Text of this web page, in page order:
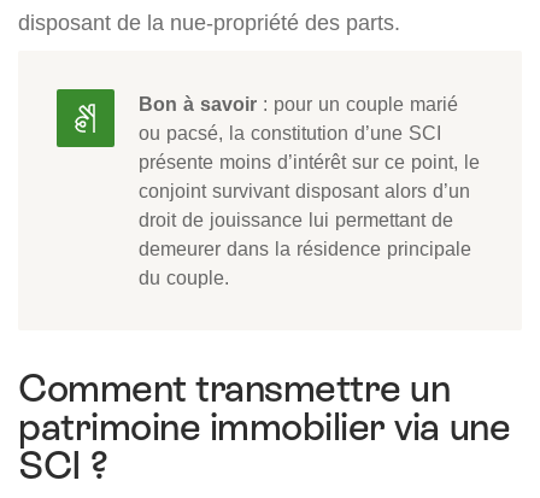
disposant de la nue-propriété des parts.
Bon à savoir : pour un couple marié
ou pacsé, la constitution d’une SCI
présente moins d’intérêt sur ce point, le
conjoint survivant disposant alors d’un
droit de jouissance lui permettant de
demeurer dans la résidence principale
du couple.
Comment transmettre un
patrimoine immobilier via une
SCI ?